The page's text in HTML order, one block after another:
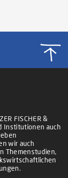
FISCHER &
Institutionen auch
wir auch
Themenstudien,